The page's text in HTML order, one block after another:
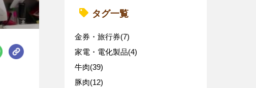
タグ一覧
金券・旅行券(7)
家電・電化製品(4)
牛肉(39)
豚肉(12)